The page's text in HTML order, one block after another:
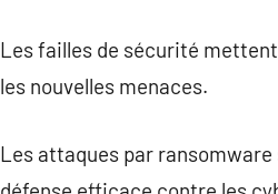
Les failles de sécurité
les nouvelles menaces.
Les attaques par